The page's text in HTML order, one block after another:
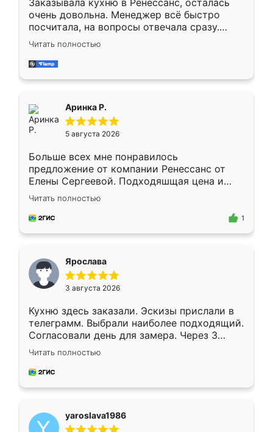
Заказывала кухню в Ренессанс, осталась
очень довольна. Менеджер всё быстро
посчитала, на вопросы отвечала сразу.
Замерщик приехал в субботу, подошёл к
делу со всей ответственностью. Собрали
за день, ребята работали аккуратно, даже
Читать полностью
Аринка Р.
5 августа 2026
Больше всех мне понравилось
предложение от компании Ренессанс от
Елены Сергеевой. Подходяшщая цена и
короткие сроки изготовления. Приехавший
для замера сотрудник Владислав
предложил по моему эскизу самый
Читать полностью
1
Ярослава
3 августа 2026
Кухню здесь заказали. Эскизы прислали в
телеграмм. Выбрали наиболее подходящий.
Согласовали день для замера. Через 3
недели кухня была уже готова. Остались
довольны работой. Спасибо Ренессанс
мебель за качественную работу!
Читать полностью
yaroslava1986